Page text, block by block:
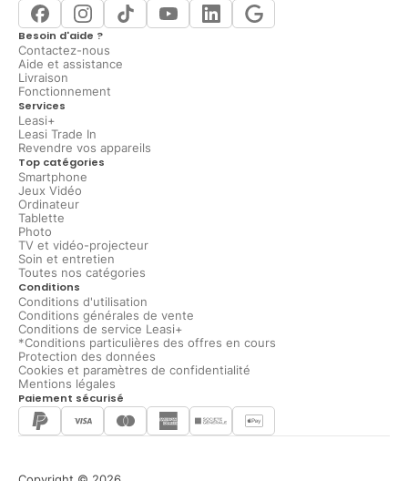
Besoin d'aide ?
Contactez-nous
Aide et assistance
Livraison
Fonctionnement
Services
Leasi+
Leasi Trade In
Revendre vos appareils
Top catégories
Smartphone
Jeux Vidéo
Ordinateur
Tablette
Photo
TV et vidéo-projecteur
Soin et entretien
Toutes nos catégories
Conditions
Conditions d'utilisation
Conditions générales de vente
Conditions de service Leasi+
*Conditions particulières des offres en cours
Protection des données
Cookies et paramètres de confidentialité
Mentions légales
Paiement sécurisé